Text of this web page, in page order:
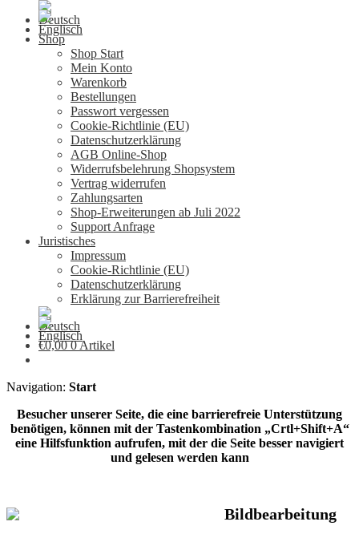
Shop
Shop Start
Mein Konto
Warenkorb
Bestellungen
Passwort vergessen
Cookie-Richtlinie (EU)
Datenschutzerklärung
AGB Online-Shop
Widerrufsbelehrung Shopsystem
Vertrag widerrufen
Zahlungsarten
Shop-Erweiterungen ab Juli 2022
Support Anfrage
Juristisches
Impressum
Cookie-Richtlinie (EU)
Datenschutzerklärung
Erklärung zur Barrierefreiheit
€0,00 0 Artikel
Navigation: Start
Besucher unserer Seite, die eine barrierefreie Unterstützung
benötigen, können mit der Tastenkombination „Crtl+Shift+A“
eine Hilfsfunktion aufrufen, mit der die Seite besser navigiert
und gelesen werden kann
Bildbearbeitung